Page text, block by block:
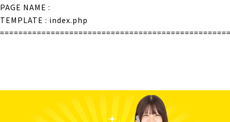
PAGE NAME :
TEMPLATE : index.php